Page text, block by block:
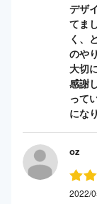
デザ
てま
く、
のや
大切
感謝
って
にな
oz
2022/